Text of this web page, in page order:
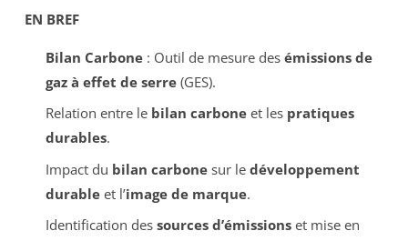
EN BREF
Bilan Carbone: Outil de mesure des émissions de
gaz à effet de serre(GES).
Relation entre le bilan carboneet les pratiques
durables.
Impact du bilan carbonesur le développement
durableet l’image de marque.
Identification des sources d’émissionset mise en